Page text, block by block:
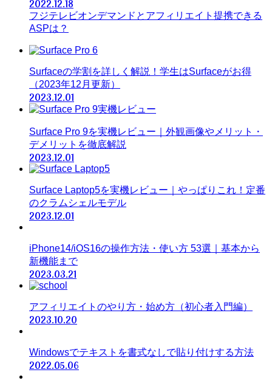
2022.12.18
フジテレビオンデマンドとアフィリエイト提携できる
ASPは？
Surfaceの学割を詳しく解説！学生はSurfaceがお得
（2023年12月更新）
2023.12.01
Surface Pro 9を実機レビュー｜外観画像やメリット・
デメリットを徹底解説
2023.12.01
Surface Laptop5を実機レビュー｜やっぱりこれ！定番
のクラムシェルモデル
2023.12.01
iPhone14/iOS16の操作方法・使い方 53選｜基本から
新機能まで
2023.03.21
アフィリエイトのやり方・始め方（初心者入門編）
2023.10.20
Windowsでテキストを書式なしで貼り付けする方法
2022.05.06